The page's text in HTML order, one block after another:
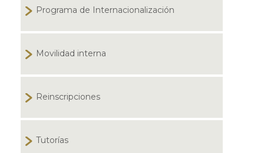
Programa de Internacionalización
Movilidad interna
Reinscripciones
Tutorías